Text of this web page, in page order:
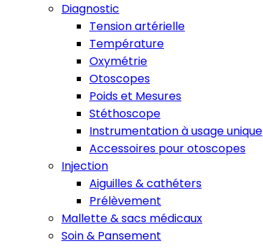
Diagnostic
Tension artérielle
Température
Oxymétrie
Otoscopes
Poids et Mesures
Stéthoscope
Instrumentation à usage unique
Accessoires pour otoscopes
Injection
Aiguilles & cathéters
Prélèvement
Mallette & sacs médicaux
Soin & Pansement